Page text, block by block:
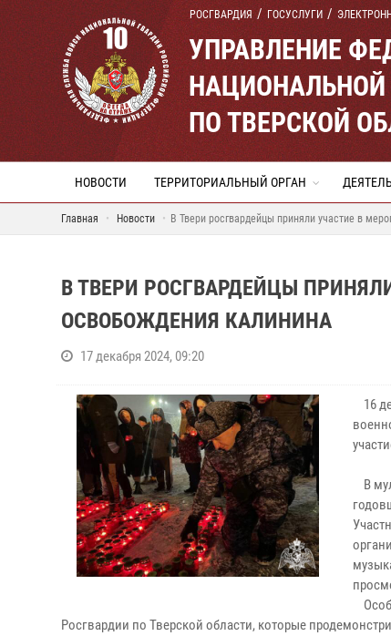
РОСГВАРДИЯ ГОСУСЛУГИ
УПРАВЛЕНИЕ
НАЦИОНАЛЬНОЙ
ПО ТВЕРСКОЙ
НОВОСТИ ТЕРРИТОРИАЛЬНЫЙ ОРГАН
Главная Новости В Твери росгвардейцы приняли участие в
В ТВЕРИ РОСГВАРДЕЙЦЫ
ОСВОБОЖДЕНИЯ КАЛИНИНА
17 декабря 2024, 09:20
16
В
Росгвардии по Тверской области, которые